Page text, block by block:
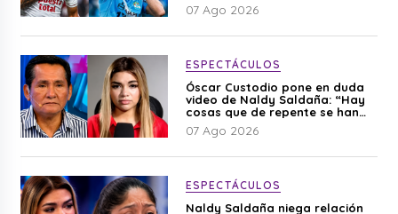
07 Ago 2026
ESPECTÁCULOS
Óscar Custodio pone en duda
video de Naldy Saldaña: “Hay
cosas que de repente se han
editado”
07 Ago 2026
ESPECTÁCULOS
Naldy Saldaña niega relación